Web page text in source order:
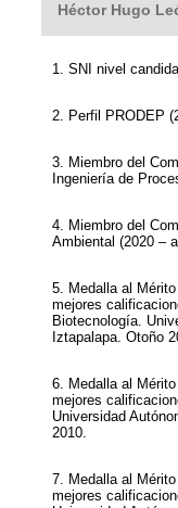
Héctor Hugo
1. SNI nivel
2. Perfil PRODEP
3. Miembro del
Ingeniería de
4. Miembro del
Ambiental (2020 –
5. Medalla al
mejores
Biotecnología.
Iztapalapa. Otoño
6. Medalla al
mejores
Universidad
2010.
7. Medalla al
mejores